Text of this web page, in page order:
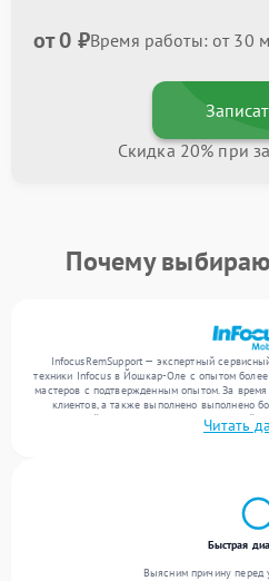
от 0 ₽Время работы: от 30
Скидка 20% при
Почему
InfocusRemSupport — экспертный
техники Infocus в Йошкар-Оле с опытом
мастеров с подтвержденным опытом. За
клиентов, а также выполнено выполнено
сервисный центр поступает от 300
любой сложности и предлагаемЧитать
Быстрая
Выясним причину перед